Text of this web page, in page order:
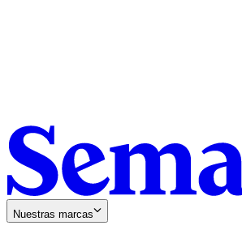
Nuestras marcas